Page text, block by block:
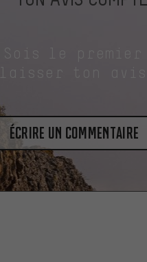
laisser ton avis
Écrire un commentaire